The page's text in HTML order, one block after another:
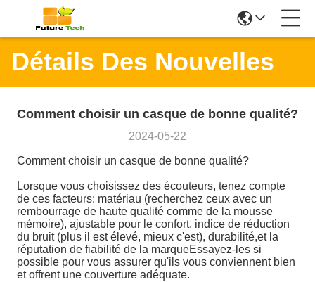
Détails Des Nouvelles
Comment choisir un casque de bonne qualité?
2024-05-22
Comment choisir un casque de bonne qualité?
Lorsque vous choisissez des écouteurs, tenez compte
de ces facteurs: matériau (recherchez ceux avec un
rembourrage de haute qualité comme de la mousse
mémoire), ajustable pour le confort, indice de réduction
du bruit (plus il est élevé, mieux c'est), durabilité,et la
réputation de fiabilité de la marqueEssayez-les si
possible pour vous assurer qu'ils vous conviennent bien
et offrent une couverture adéquate.